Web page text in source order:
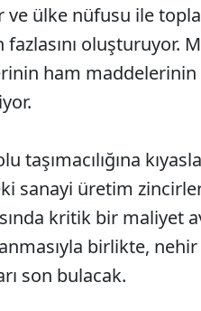
ve ülke nüfusu ile
fazlasını
ham maddelerinin
taşımacılığına
sanayi üretim
kritik bir maliyet
birlikte,
son bulacak.